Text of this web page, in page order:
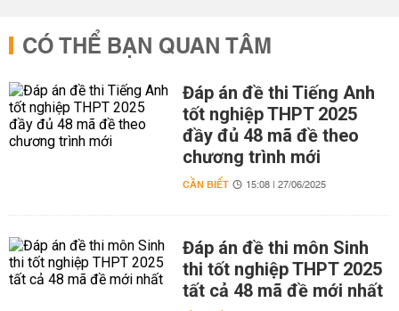
CÓ THỂ BẠN QUAN TÂM
Đáp án đề thi Tiếng Anh
tốt nghiệp THPT 2025
đầy đủ 48 mã đề theo
chương trình mới
CẦN BIẾT 15:08 | 27/06/2025
Đáp án đề thi môn Sinh
thi tốt nghiệp THPT 2025
tất cả 48 mã đề mới nhất